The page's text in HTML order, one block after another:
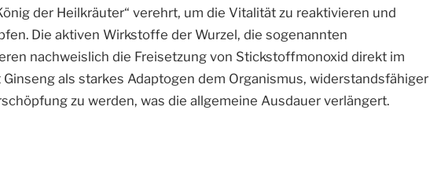
der Heilkräuter“ verehrt, um die Vitalität zu reaktivieren und
Die aktiven Wirkstoffe der Wurzel, die sogenannten
nachweislich die Freisetzung von Stickstoffmonoxid direkt im
Ginseng als starkes Adaptogen dem Organismus, widerstandsfähiger
zu werden, was die allgemeine Ausdauer verlängert.